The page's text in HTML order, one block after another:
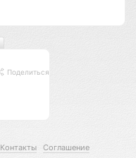
Поделиться
Контакты Соглашение